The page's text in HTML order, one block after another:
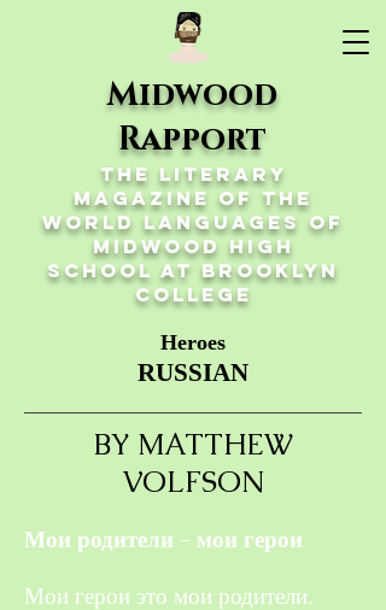
Midwood
Rapport
The Literary
Magazine of the
World Languages of
Midwood High
School at Brooklyn
College
Heroes
RUSSIAN
BY MATTHEW
VOLFSON
Мои родители - мои герои
Мои герои это мои родители.